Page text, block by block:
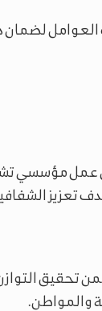
لضمان
عمل مؤسسي
تعزيز
تحقيق
والمواطن.